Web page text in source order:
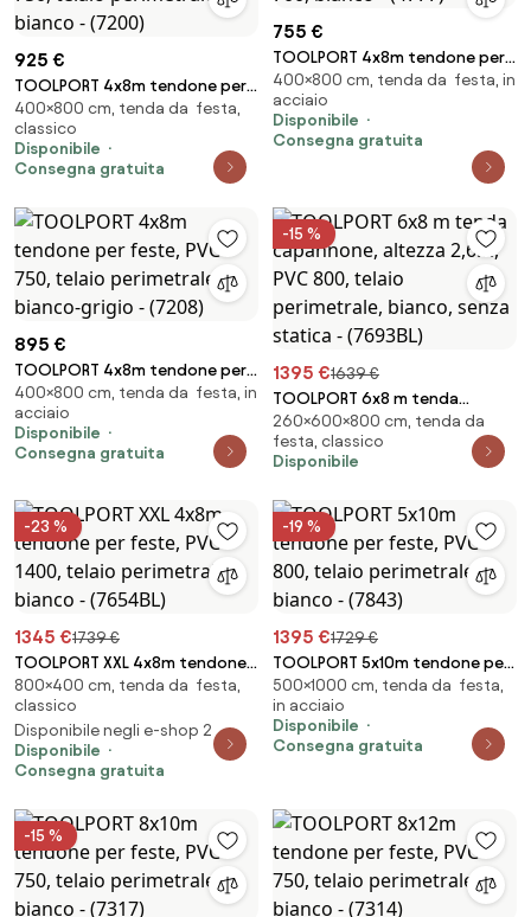
925 €
TOOLPORT 4x8m tendone per
feste, PVC 750, telaio
perimetrale, bianco - (7200)
400×800 cm, tenda da festa,
classico
Disponibile
Consegna gratuita
755 €
TOOLPORT 4x8m tendone per
feste, PVC 700, bianco - (4777)
400×800 cm, tenda da festa, in
acciaio
Disponibile
Consegna gratuita
895 €
TOOLPORT 4x8m tendone per
feste, PVC 750, telaio
perimetrale, bianco-grigio -
(7208)
400×800 cm, tenda da festa, in
acciaio
Disponibile
Consegna gratuita
-15 %
1395 €1639 €
TOOLPORT 6x8 m tenda
capannone, altezza 2,6m, PVC
800, telaio perimetrale, bianco,
senza statica - (7693BL)
260×600×800 cm, tenda da
festa, classico
Disponibile
-23 %
1345 €1739 €
TOOLPORT XXL 4x8m tendone
per feste, PVC 1400, telaio
perimetrale, bianco - (7654BL)
800×400 cm, tenda da festa,
classico
Disponibile negli e-shop 2
Disponibile
Consegna gratuita
-19 %
1395 €1729 €
TOOLPORT 5x10m tendone per
feste, PVC 800, telaio
perimetrale, bianco - (7843)
500×1000 cm, tenda da festa,
in acciaio
Disponibile
Consegna gratuita
-15 %